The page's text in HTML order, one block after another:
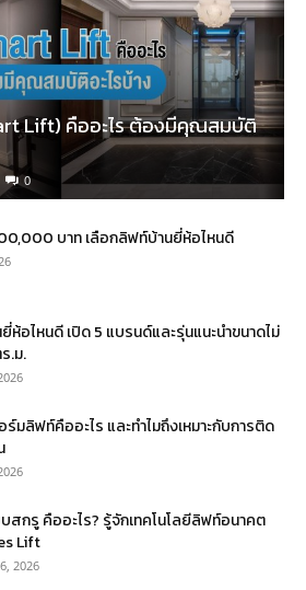
Lift) คืออะไร ต้องมีคุณสมบัติ
0
บาท เลือกลิฟท์บ้านยี่ห้อไหนดี
ห้อไหนดี เปิด 5 แบรนด์และรุ่นแนะนำขนาดไม่
ร.ม.
มลิฟท์คืออะไร และทำไมถึงเหมาะกับการติด
สกรู คืออะไร? รู้จักเทคโนโลยีลิฟท์อนาคต
Lift
2026